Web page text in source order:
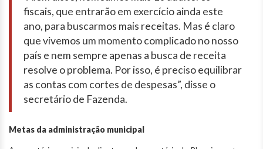
fiscais, que entrarão em exercício ainda este
ano, para buscarmos mais receitas. Mas é claro
que vivemos um momento complicado no nosso
país e nem sempre apenas a busca de receita
resolve o problema. Por isso, é preciso equilibrar
as contas com cortes de despesas”, disse o
secretário de Fazenda.
Metas da administração municipal